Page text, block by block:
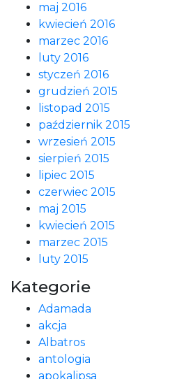
maj 2016
kwiecień 2016
marzec 2016
luty 2016
styczeń 2016
grudzień 2015
listopad 2015
październik 2015
wrzesień 2015
sierpień 2015
lipiec 2015
czerwiec 2015
maj 2015
kwiecień 2015
marzec 2015
luty 2015
Kategorie
Adamada
akcja
Albatros
antologia
apokalipsa